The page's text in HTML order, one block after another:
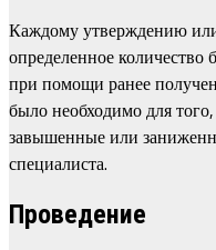
Каждому утверждению
определенное количество
при помощи ранее
было необходимо для
завышенные или
специалиста.
Проведение